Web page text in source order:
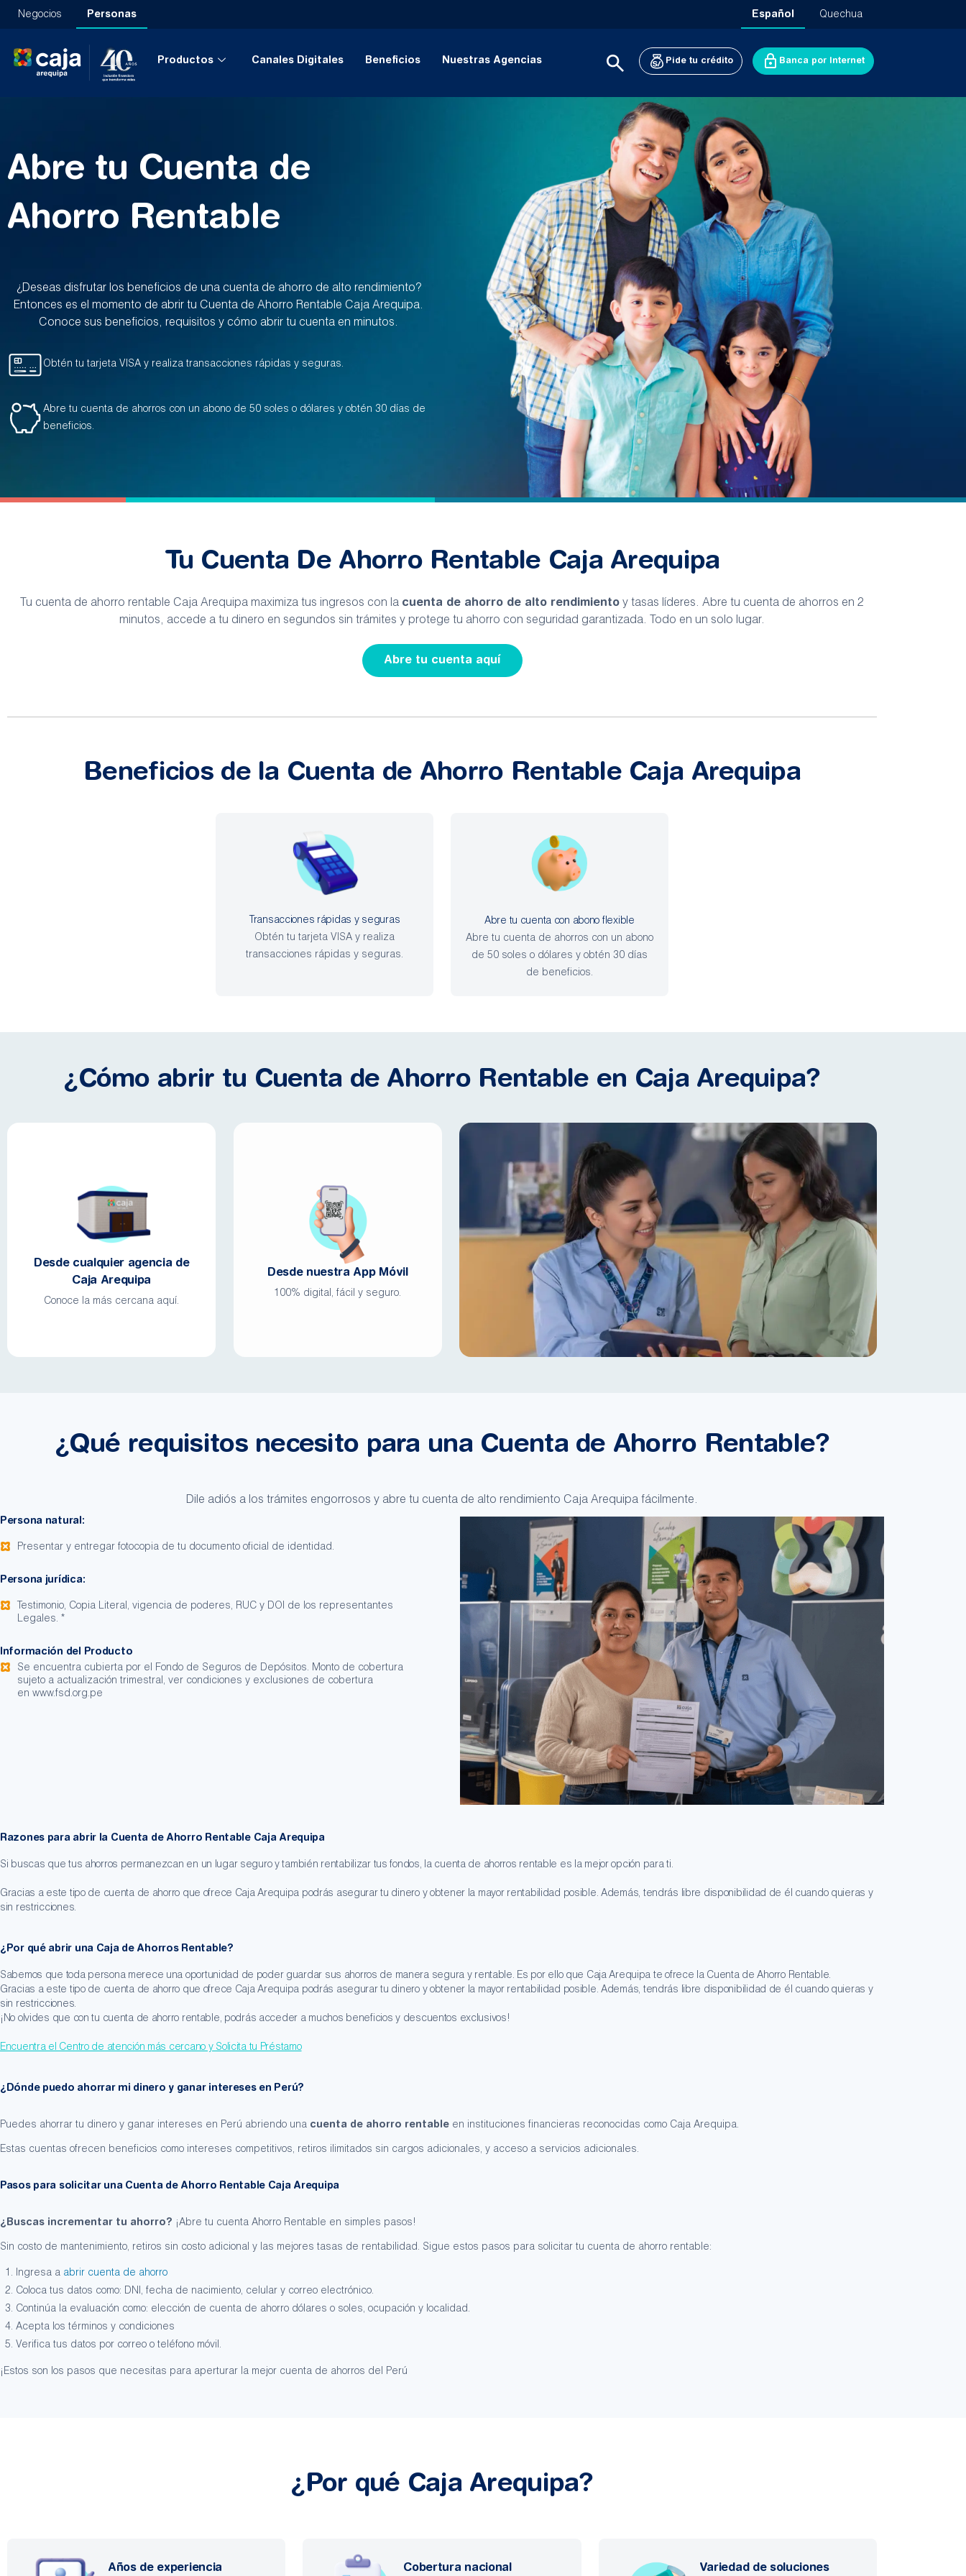
Negocios Personas Español Quechua
Productos Canales Digitales Beneficios Nuestras Agencias Pide tu crédito Banca por Internet
Abre tu Cuenta de
Ahorro Rentable
¿Deseas disfrutar los beneficios de una cuenta de ahorro de alto rendimiento?
Entonces es el momento de abrir tu Cuenta de Ahorro Rentable Caja Arequipa.
Conoce sus beneficios, requisitos y cómo abrir tu cuenta en minutos.
Obtén tu tarjeta VISA y realiza transacciones rápidas y seguras.
Abre tu cuenta de ahorros con un abono de 50 soles o dólares y obtén 30 días de
beneficios.
Tu Cuenta De Ahorro Rentable Caja Arequipa
Tu cuenta de ahorro rentable Caja Arequipa maximiza tus ingresos con la cuenta de ahorro de alto rendimiento y tasas líderes. Abre tu cuenta de ahorros en 2
minutos, accede a tu dinero en segundos sin trámites y protege tu ahorro con seguridad garantizada. Todo en un solo lugar.
Abre tu cuenta aquí
Beneficios de la Cuenta de Ahorro Rentable Caja Arequipa
Transacciones rápidas y seguras
Obtén tu tarjeta VISA y realiza
transacciones rápidas y seguras.
Abre tu cuenta con abono flexible
Abre tu cuenta de ahorros con un abono
de 50 soles o dólares y obtén 30 días
de beneficios.
¿Cómo abrir tu Cuenta de Ahorro Rentable en Caja Arequipa?
Desde cualquier agencia de
Caja Arequipa
Conoce la más cercana aquí.
Desde nuestra App Móvil
100% digital, fácil y seguro.
¿Qué requisitos necesito para una Cuenta de Ahorro Rentable?
Dile adiós a los trámites engorrosos y abre tu cuenta de alto rendimiento Caja Arequipa fácilmente.
Persona natural:
Presentar y entregar fotocopia de tu documento oficial de identidad.
Persona jurídica:
Testimonio, Copia Literal, vigencia de poderes, RUC y DOI de los representantes
Legales. *
Información del Producto
Se encuentra cubierta por el Fondo de Seguros de Depósitos. Monto de cobertura
sujeto a actualización trimestral, ver condiciones y exclusiones de cobertura
en www.fsd.org.pe
Razones para abrir la Cuenta de Ahorro Rentable Caja Arequipa
Si buscas que tus ahorros permanezcan en un lugar seguro y también rentabilizar tus fondos, la cuenta de ahorros rentable es la mejor opción para ti.
Gracias a este tipo de cuenta de ahorro que ofrece Caja Arequipa podrás asegurar tu dinero y obtener la mayor rentabilidad posible. Además, tendrás libre disponibilidad de él cuando quieras y
sin restricciones.
¿Por qué abrir una Caja de Ahorros Rentable?
Sabemos que toda persona merece una oportunidad de poder guardar sus ahorros de manera segura y rentable. Es por ello que Caja Arequipa te ofrece la Cuenta de Ahorro Rentable.
Gracias a este tipo de cuenta de ahorro que ofrece Caja Arequipa podrás asegurar tu dinero y obtener la mayor rentabilidad posible. Además, tendrás libre disponibilidad de él cuando quieras y
sin restricciones.
¡No olvides que con tu cuenta de ahorro rentable, podrás acceder a muchos beneficios y descuentos exclusivos!
Encuentra el Centro de atención más cercano y Solicita tu Préstamo
¿Dónde puedo ahorrar mi dinero y ganar intereses en Perú?
Puedes ahorrar tu dinero y ganar intereses en Perú abriendo una cuenta de ahorro rentable en instituciones financieras reconocidas como Caja Arequipa.
Estas cuentas ofrecen beneficios como intereses competitivos, retiros ilimitados sin cargos adicionales, y acceso a servicios adicionales.
Pasos para solicitar una Cuenta de Ahorro Rentable Caja Arequipa
¿Buscas incrementar tu ahorro? ¡Abre tu cuenta Ahorro Rentable en simples pasos!
Sin costo de mantenimiento, retiros sin costo adicional y las mejores tasas de rentabilidad. Sigue estos pasos para solicitar tu cuenta de ahorro rentable:
Ingresa a abrir cuenta de ahorro
Coloca tus datos como: DNI, fecha de nacimiento, celular y correo electrónico.
Continúa la evaluación como: elección de cuenta de ahorro dólares o soles, ocupación y localidad.
Acepta los términos y condiciones
Verifica tus datos por correo o teléfono móvil.
¡Estos son los pasos que necesitas para aperturar la mejor cuenta de ahorros del Perú
¿Por qué Caja Arequipa?
Años de experiencia Cobertura nacional Variedad de soluciones